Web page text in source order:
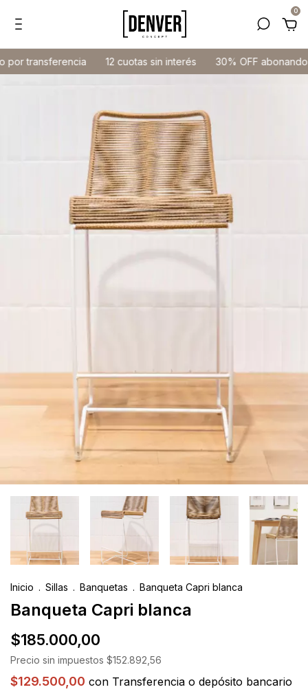
0
transferencia 12 cuotas sin interés 30% OFF abonando
Inicio . Sillas . Banquetas . Banqueta Capri blanca
Banqueta Capri blanca
$185.000,00
Precio sin impuestos $152.892,56
$129.500,00 con Transferencia o depósito bancario